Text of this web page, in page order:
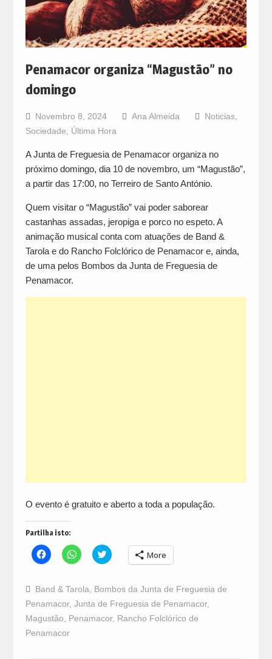
Penamacor organiza “Magustão” no
domingo
Novembro 8, 2024 Ana Almeida Noticias,
Sociedade
Última Hora
A Junta de Freguesia de Penamacor organiza no
próximo domingo, dia 10 de novembro, um “Magustão”,
a partir das 17:00, no Terreiro de Santo António.
Quem visitar o “Magustão” vai poder saborear
castanhas assadas, jeropiga e porco no espeto. A
animação musical conta com atuações de Band &
Tarola e do Rancho Folclórico de Penamacor e, ainda,
de uma pelos Bombos da Junta de Freguesia de
Penamacor.
O evento é gratuito e aberto a toda a população.
Partilha isto:
Click
to
Facebook
(Opens
in
new
window)
Click
to
WhatsApp
(Opens
in
new
window)
Click
to
Twitter
(Opens
in
new
window)
More
Band & Tarola
Bombos da Junta de Freguesia de
Penamacor, Junta de Freguesia de Penamacor,
Magustão
Penamacor, Rancho Folclórico de
Penamacor